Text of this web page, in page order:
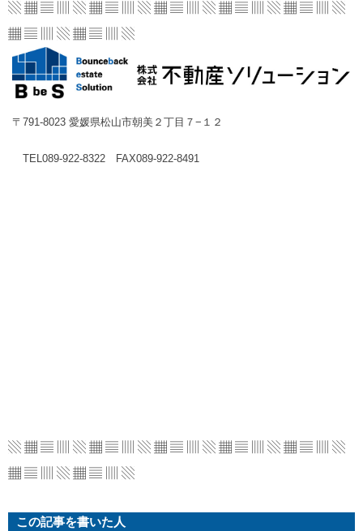
▧ ▦ ▤ ▥ ▧ ▦ ▤ ▥ ▧ ▦ ▤ ▥ ▧ ▦ ▤ ▥ ▧ ▦ ▤ ▥ ▧
▦ ▤ ▥ ▧ ▦ ▤ ▥ ▧
〒791-8023 愛媛県松山市朝美２丁目７−１２
TEL089-922-8322 FAX089-922-8491
▧ ▦ ▤ ▥ ▧ ▦ ▤ ▥ ▧ ▦ ▤ ▥ ▧ ▦ ▤ ▥ ▧ ▦ ▤ ▥ ▧
▦ ▤ ▥ ▧ ▦ ▤ ▥ ▧
この記事を書いた人